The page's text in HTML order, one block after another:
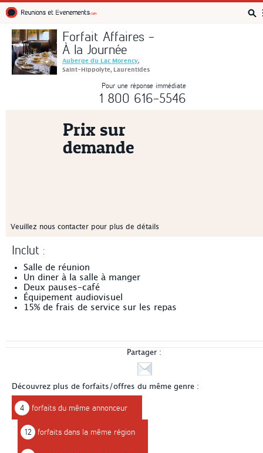
Forfait Affaires -
À la Journée
Auberge du Lac Morency,
Saint-Hippolyte, Laurentides
Pour une réponse immédiate
1 800 616-5546
Prix sur
demande
Veuillez nous contacter pour plus de détails
Inclut :
Salle de réunion
Un diner à la salle à manger
Deux pauses-café
Équipement audiovisuel
15% de frais de service sur les repas
Partager :
Découvrez plus de forfaits/offres du même genre :
4 forfaits du même annonceur
12 forfaits dans la même région